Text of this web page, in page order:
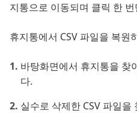
지통으로 이동되며 클릭 한
휴지통에서 CSV 파일을 복원
바탕화면에서 휴지통을 찾
다.
실수로 삭제한 CSV 파일